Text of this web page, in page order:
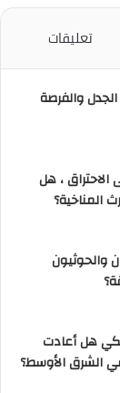
تعليقات
الجدل والفرصة
الاحتراق ، هل
المناخية؟
والحوثيون
هل أعادت
الشرق الأوسط؟